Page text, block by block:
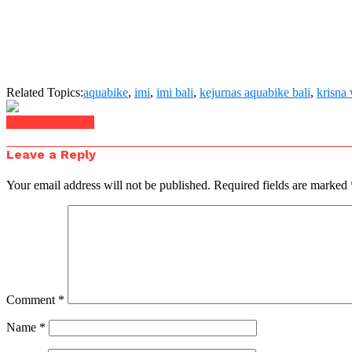
Related Topics:aquabike, imi, imi bali, kejurnas aquabike bali, krisna
Leave a Reply
Your email address will not be published. Required fields are marked
Comment *
Name *